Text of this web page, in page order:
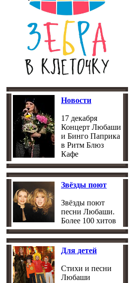
Новости
17 декабря
Концерт Любаши
и Бинго Паприка
в Ритм Блюз
Кафе
Звёзды поют
Звёзды поют
песни Любаши.
Более 100 хитов
Для детей
Стихи и песни
Любаши